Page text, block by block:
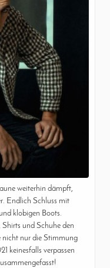
weiterhin dämpft,
Endlich Schluss mit
klobigen Boots.
und Schuhe den
nur die Stimmung
keinesfalls verpassen